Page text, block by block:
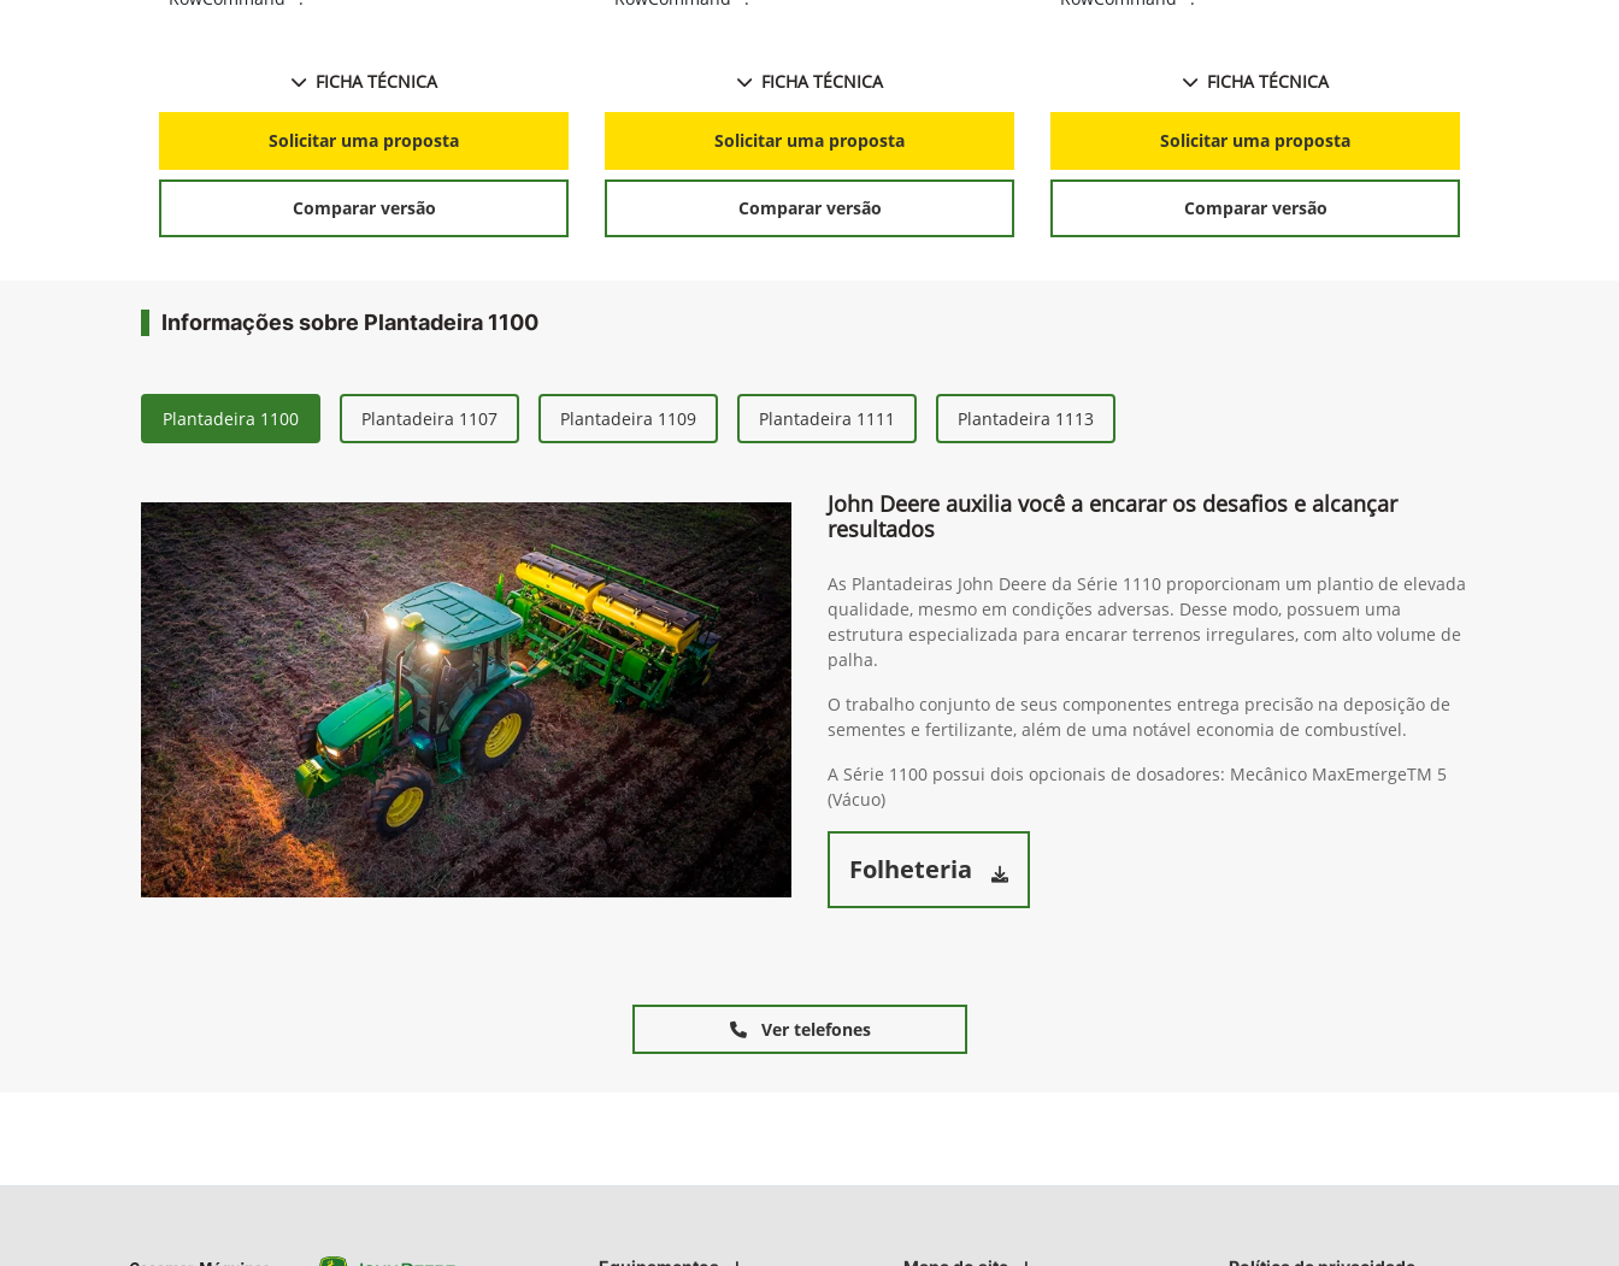
FICHA TÉCNICA
Solicitar uma proposta
Comparar versão
FICHA TÉCNICA
Solicitar uma proposta
Comparar versão
FICHA TÉCNICA
Solicitar uma proposta
Comparar versão
Informações sobre Plantadeira 1100
Plantadeira 1100 Plantadeira 1107 Plantadeira 1109 Plantadeira 1111 Plantadeira 1113
John Deere auxilia você a encarar os desafios e alcançar
resultados
As Plantadeiras John Deere da Série 1110 proporcionam um plantio de elevada
qualidade, mesmo em condições adversas. Desse modo, possuem uma
estrutura especializada para encarar terrenos irregulares, com alto volume de
palha.
O trabalho conjunto de seus componentes entrega precisão na deposição de
sementes e fertilizante, além de uma notável economia de combustível.
A Série 1100 possui dois opcionais de dosadores: Mecânico MaxEmergeTM 5
(Vácuo)
Folheteria
Ver telefones